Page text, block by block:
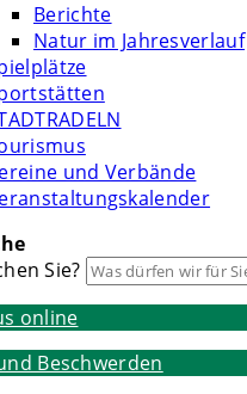
Berichte
Natur im Jahresverlauf
und Verbände
Sie?
online
Beschwerden